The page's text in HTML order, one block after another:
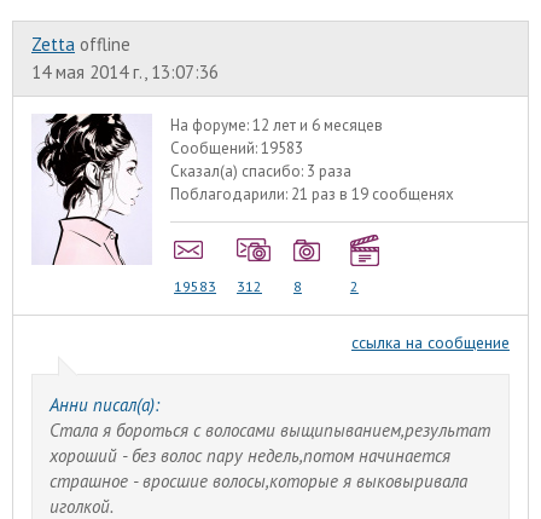
Zetta offline
14 мая 2014 г., 13:07:36
На форуме:12 лет и 6 месяцев
Сообщений:19583
Сказал(а) спасибо: 3 раза
Поблагодарили: 21 раз в 19 сообщенях
19583 312 8 2
ссылка на сообщение
Анни писал(а):
Стала я бороться с волосами выщипыванием,результат
хороший - без волос пару недель,потом начинается
страшное - вросшие волосы,которые я выковыривала
иголкой.